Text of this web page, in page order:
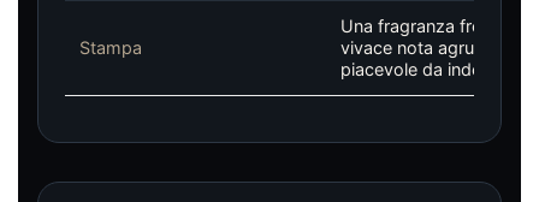
Stampa
Una fragranza fresca,
vivace nota agrumata
piacevole da indossare